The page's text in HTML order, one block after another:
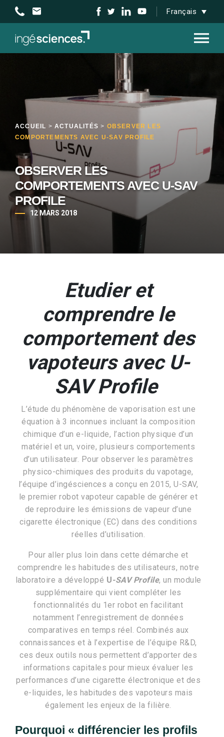
Français
ACCUEIL >ACTUALITÉS > OBSERVER LES
COMPORTEMENTS AVEC U-SAV PROFILE
OBSERVER LES
COMPORTEMENTS AVEC U-SAV
PROFILE
12 MARS 2018
Etudier et
comprendre le
comportementdes
vapoteurs avec U-
SAV Profile
L’étude du phénomène de vaporisation est une
équation à 3 inconnues incluant la composition
chimique d’un e-liquide, l’action physique d’un
matériel et un, voire, plusieurs comportements
d’un utilisateur. Pour observer les paramètres
physico-chimiques des produits du vapotage,
l’équipe d’ingésciences a conçu en 2015, U-SAV,
le premier robot vapoteur capable de générer et
de reproduire les émissions de vapeur d’une
cigarette électronique (EC) dans des conditions
réelles d’utilisation.
Pour aller plus loin dans cette démarche et
comprendre les habitudes des utilisateurs, notre
laboratoire a développé U-SAV Profile, un module
supplémentaire qui vient compléter les
fonctionnalités du 1er robot en facilitant
notamment l’enregistrement de données
comparatives en temps réel. Combinés aux
connaissances et à l’expertise de l’équipe R&D,
ces deux outils nous permettent d’apporter des
informations capitales pour mieux évaluer les
performances d’une cigarette électronique et des
e-liquides, les habitudes des vapoteurs mais
également les enjeux de la filière.
Pourquoi « différencier les profils